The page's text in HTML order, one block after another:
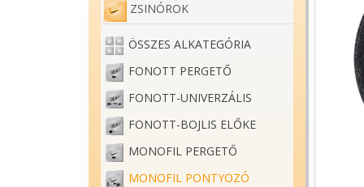
ZSINÓROK
ÖSSZES ALKATEGÓRIA
FONOTT PERGETŐ
FONOTT-UNIVERZÁLIS
FONOTT-BOJLIS ELŐKE
MONOFIL PERGETŐ
MONOFIL PONTYOZÓ